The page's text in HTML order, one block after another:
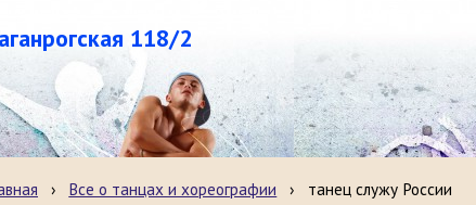
118/2
› Все о танцах и хореографии › танец служу России